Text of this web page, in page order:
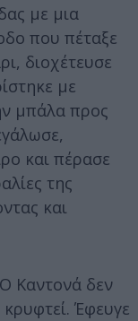
με μια
που πέταξε
διοχέτευσε
με
μπάλα προς
και πέρασε
της
και
Καντονά δεν
Έφευγε